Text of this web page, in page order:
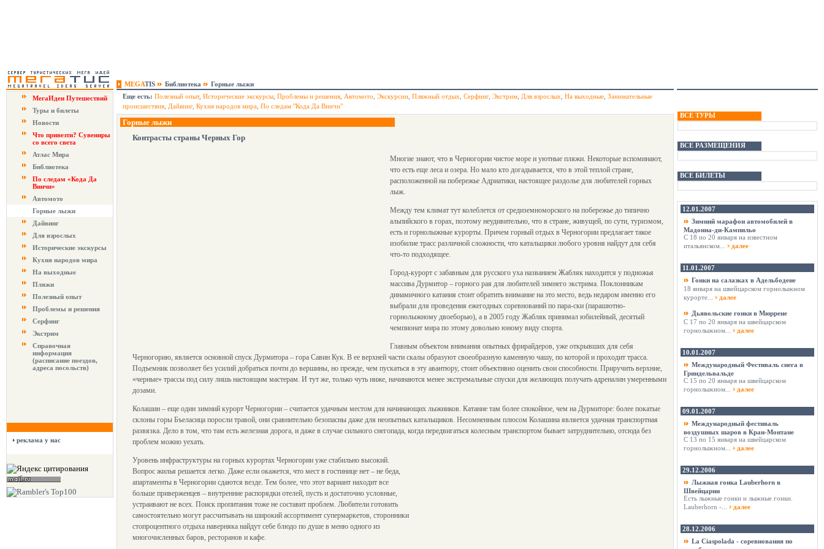
MEGATIS Библиотека
Горные лыжи
МегаИдеи Путешествий
Туры и билеты
Новости
Что привезти? Сувениры
со всего света
Атлас Мира
Библиотека
По следам «Кода Да
Винчи»
Автомото
Горные лыжи
Дайвинг
Для взрослых
Исторические экскурсы
Кухня народов мира
На выходные
Пляжи
Полезный опыт
Проблемы и решения
Серфинг
Экстрим
Справочная
информация
(расписание поездов,
адреса посольств)
реклама у нас
Еще есть: Полезный опыт, Исторические экскурсы Проблемы и решения Автомото Экскурсии Пляжный отдых Серфинг, Экстрим Для взрослых На выходные Занимательные
происшествия Дайвинг, Кухня народов мира По следам "Кода Да Винчи"
Горные лыжи
Контрасты страны Черных Гор
Многие знают, что в Черногории чистое море и уютные пляжи. Некоторые вспоминают,
что есть еще леса и озера. Но мало кто догадывается, что в этой теплой стране,
расположенной на побережье Адриатики, настоящее раздолье для любителей горных
лыж.
Между тем климат тут колеблется от средиземноморского на побережье до типично
альпийского в горах, поэтому неудивительно, что в стране, живущей, по сути, туризмом,
есть и горнолыжные курорты. Причем горный отдых в Черногории предлагает такое
изобилие трасс различной сложности, что катальщики любого уровня найдут для себя
что-то подходящее.
Город-курорт с забавным для русского уха названием Жабляк находится у подножья
массива Дурмитор – горного рая для любителей зимнего экстрима. Поклонникам
динамичного катания стоит обратить внимание на это место, ведь недаром именно его
выбрали для проведения ежегодных соревнований по пара-ски (парашютно-
горнолыжному двоеборью), а в 2005 году Жабляк принимал юбилейный, десятый
чемпионат мира по этому довольно юному виду спорта.
Главным объектом внимания опытных фрирайдеров, уже открывших для себя
Черногорию, является основной спуск Дурмитора – гора Савин Кук. В ее верхней части скалы образуют своеобразную каменную чашу, по которой и проходит трасса.
Подъемник позволяет без усилий добраться почти до вершины, но прежде, чем пускаться в эту авантюру, стоит объективно оценить свои способности. Приручить верхние,
«черные» трассы под силу лишь настоящим мастерам. И тут же, только чуть ниже, начинаются менее экстремальные спуски для желающих получать адреналин умеренными
дозами.
Колашин – еще один зимний курорт Черногории – считается удачным местом для начинающих лыжников. Катание там более спокойное, чем на Дурмиторе: более покатые
склоны горы Бъеласица поросли травой, они сравнительно безопасны даже для неопытных катальщиков. Несомненным плюсом Колашина является удачная транспортная
развязка. Дело в том, что там есть железная дорога, и даже в случае сильного снегопада, когда передвигаться колесным транспортом бывает затруднительно, отсюда без
проблем можно уехать.
Уровень инфраструктуры на горных курортах Черногории уже стабильно высокий.
Вопрос жилья решается легко. Даже если окажется, что мест в гостинице нет – не беда,
апартаменты в Черногории сдаются везде. Тем более, что этот вариант находит все
больше приверженцев – внутренние распорядки отелей, пусть и достаточно условные,
устраивают не всех. Поиск пропитания тоже не составит проблем. Любители готовить
самостоятельно могут рассчитывать на широкий ассортимент супермаркетов, сторонники
стопроцентного отдыха наверняка найдут себе блюдо по душе в меню одного из
многочисленных баров, ресторанов и кафе.
ВСЕ ТУРЫ
ВСЕ РАЗМЕЩЕНИЯ
ВСЕ БИЛЕТЫ
12.01.2007
Зимний марафон автомобилей в
Мадонна-ди-Кампильо
С 18 по 20 января на известном
итальянском...
далее
11.01.2007
Гонки на салазках в Адельбодене
18 января на швейцарском горнолыжном
курорте...
далее
Дьявольские гонки в Мюррене
С 17 по 20 января на швейцарском
горнолыжном...
далее
10.01.2007
Международный Фестиваль снега в
Гриндельвальде
С 15 по 20 января на швейцарском
горнолыжном...
далее
09.01.2007
Международный фестиваль
воздушных шаров в Кран-Монтане
С 13 по 15 января на швейцарском
горнолыжном...
далее
29.12.2006
Лыжная гонка Lauberhorn в
Швейцарии
Есть лыжные гонки и лыжные гонки.
Lauberhorn -...
далее
28.12.2006
La Ciaspolada - соревнования по